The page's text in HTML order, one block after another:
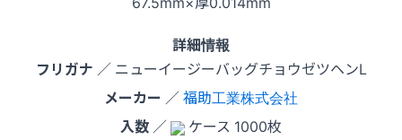
詳細情報
フリガナ ／ ニューイージーバッグチョウゼツヘンL
メーカー ／福助工業株式会社
入数 ／ ケース 1000枚